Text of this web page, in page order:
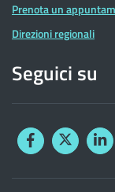
Prenota un
Direzioni regionali
Seguici su
FacebookTwitter